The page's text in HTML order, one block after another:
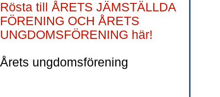
Rösta till ÅRETS JÄMSTÄLLDA
FÖRENING OCH ÅRETS
UNGDOMSFÖRENING här!
Årets ungdomsförening